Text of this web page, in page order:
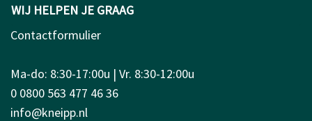
WIJ HELPEN JE GRAAG
Contactformulier
Ma-do: 8:30-17:00u | Vr. 8:30-12:00u
0 0800 563 477 46 36
info@kneipp.nl